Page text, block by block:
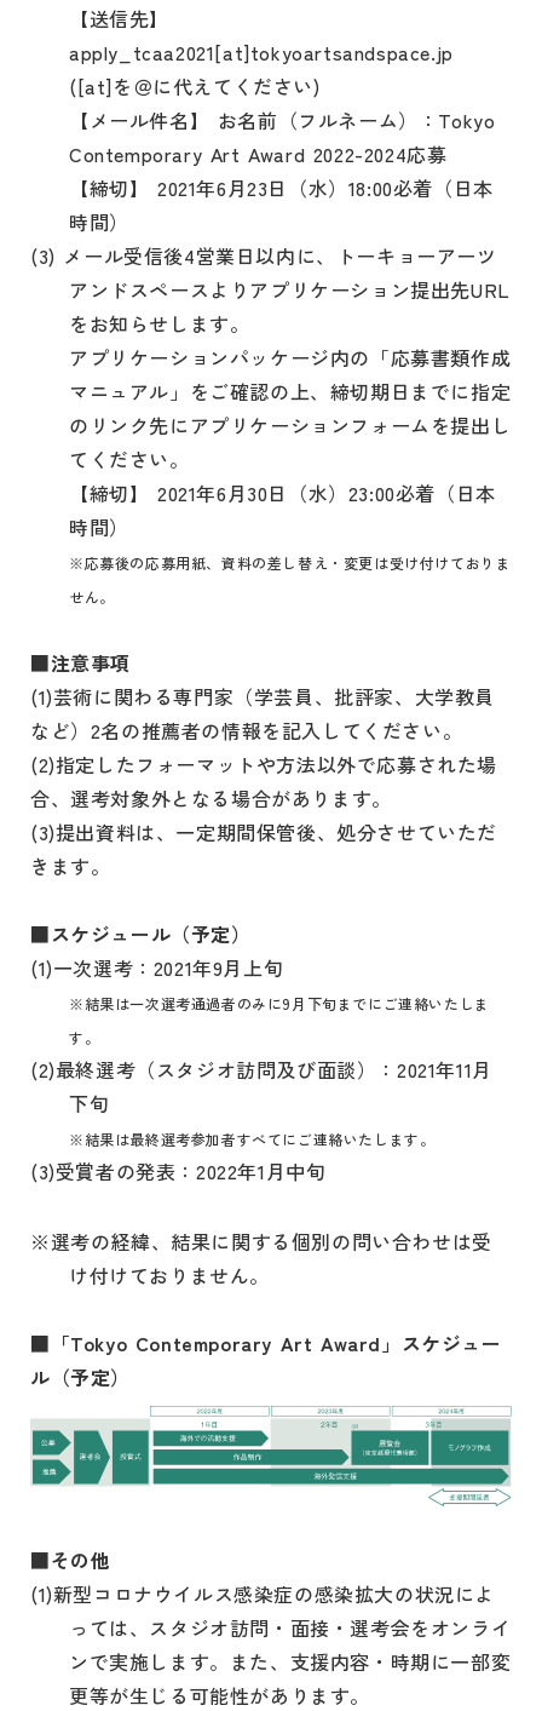
【送信先】
apply_tcaa2021[at]tokyoartsandspace.jp
([at]を＠に代えてください)
【メール件名】 お名前（フルネーム）：Tokyo
Contemporary Art Award 2022-2024応募
【締切】 2021年6月23日（水）18:00必着（日本
時間）
(3) メール受信後4営業日以内に、トーキョーアーツ
アンドスペースよりアプリケーション提出先URL
をお知らせします。
アプリケーションパッケージ内の「応募書類作成
マニュアル」をご確認の上、締切期日までに指定
のリンク先にアプリケーションフォームを提出し
てください。
【締切】 2021年6月30日（水）23:00必着（日本
時間）
※応募後の応募用紙、資料の差し替え・変更は受け付けておりま
せん。
■注意事項
(1)芸術に関わる専門家（学芸員、批評家、大学教員
など）2名の推薦者の情報を記入してください。
(2)指定したフォーマットや方法以外で応募された場
合、選考対象外となる場合があります。
(3)提出資料は、一定期間保管後、処分させていただ
きます。
■スケジュール（予定）
(1)一次選考：2021年9月上旬
※結果は一次選考通過者のみに9月下旬までにご連絡いたしま
す。
(2)最終選考（スタジオ訪問及び面談）：2021年11月
下旬
※結果は最終選考参加者すべてにご連絡いたします。
(3)受賞者の発表：2022年1月中旬
※選考の経緯、結果に関する個別の問い合わせは受
け付けておりません。
■「Tokyo Contemporary Art Award」スケジュー
ル（予定）
■その他
(1)新型コロナウイルス感染症の感染拡大の状況によ
っては、スタジオ訪問・面接・選考会をオンライ
ンで実施します。また、支援内容・時期に一部変
更等が生じる可能性があります。